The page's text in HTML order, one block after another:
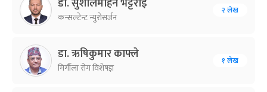
डा. सुशीलमोहन भट्टराई
कन्सल्टेन्ट न्युरोसर्जन
२ लेख
डा‍. ऋषिकुमार काफ्ले
मिर्गौला रोग विशेषज्ञ
१ लेख